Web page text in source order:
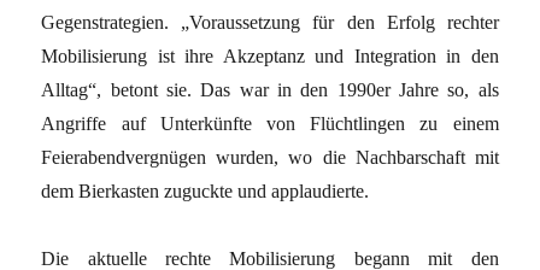
Gegenstrategien. „Voraussetzung für den Erfolg rechter
Mobilisierung ist ihre Akzeptanz und Integration in den
Alltag“, betont sie. Das war in den 1990er Jahre so, als
Angriffe auf Unterkünfte von Flüchtlingen zu einem
Feierabendvergnügen wurden, wo die Nachbarschaft mit
dem Bierkasten zuguckte und applaudierte.
Die aktuelle rechte Mobilisierung begann mit den